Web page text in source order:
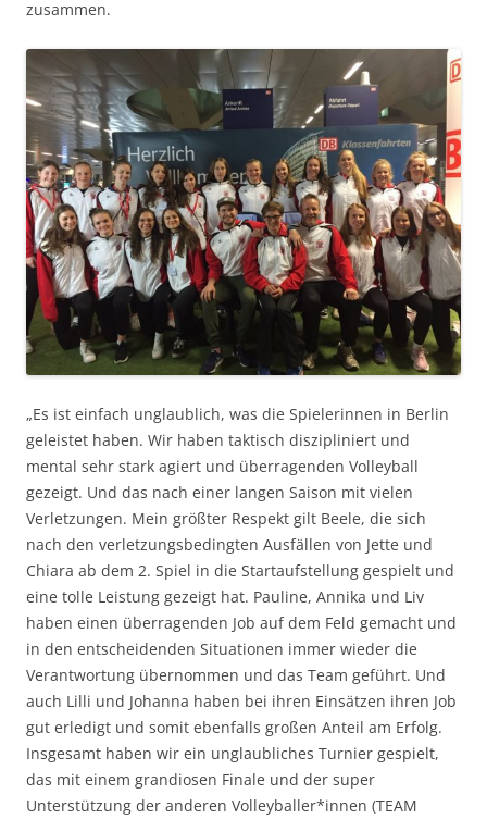
zusammen.
„Es ist einfach unglaublich, was die Spielerinnen in Berlin
geleistet haben. Wir haben taktisch diszipliniert und
mental sehr stark agiert und überragenden Volleyball
gezeigt. Und das nach einer langen Saison mit vielen
Verletzungen. Mein größter Respekt gilt Beele, die sich
nach den verletzungsbedingten Ausfällen von Jette und
Chiara ab dem 2. Spiel in die Startaufstellung gespielt und
eine tolle Leistung gezeigt hat. Pauline, Annika und Liv
haben einen überragenden Job auf dem Feld gemacht und
in den entscheidenden Situationen immer wieder die
Verantwortung übernommen und das Team geführt. Und
auch Lilli und Johanna haben bei ihren Einsätzen ihren Job
gut erledigt und somit ebenfalls großen Anteil am Erfolg.
Insgesamt haben wir ein unglaubliches Turnier gespielt,
das mit einem grandiosen Finale und der super
Unterstützung der anderen Volleyballer*innen (TEAM